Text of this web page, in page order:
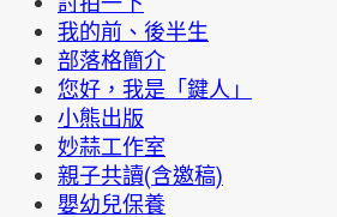
我的前、後半生
部落格簡介
您好，我是「鍵人」
小熊出版
妙蒜工作室
親子共讀(含邀稿)
嬰幼兒保養